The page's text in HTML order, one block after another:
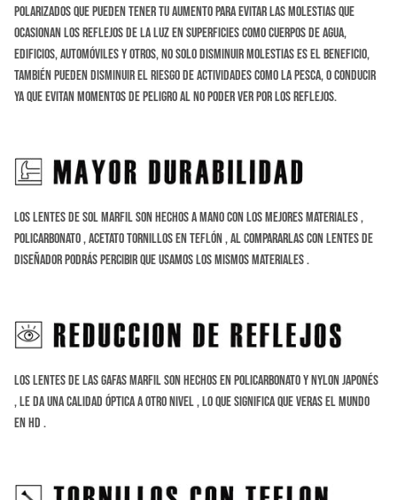
polarizados que pueden tener tu aumento para evitar las molestias que
ocasionan los reflejos de la luz en superficies como cuerpos de agua,
edificios, automóviles y otros, no solo disminuir molestias es el beneficio,
también pueden disminuir el riesgo de actividades como lapesca, o conducir
ya que evitan momentos de peligro al no poder ver por los reflejos.
Los Lentes de sol Marfil son hechos a Mano con los mejores materiales ,
Policarbonato , Acetato tornillos en Teflón , al compararlas con lentes de
diseñador podrás percibir que usamos los mismos materiales .
Los lentes de las gafas Marfil son hechos en Policarbonato y Nylon Japonés
, le da una calidad óptica a otro nivel , lo que significa que veras el mundo
en HD .